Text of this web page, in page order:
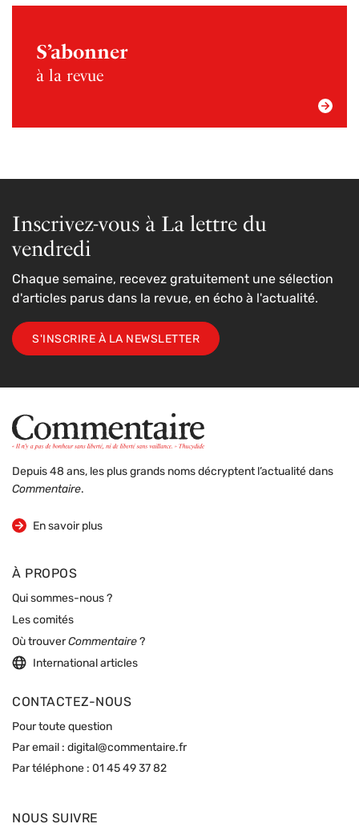
S’abonner
à la revue
Inscrivez-vous à La lettre du
vendredi
Chaque semaine, recevez gratuitement une sélection
d'articles parus dans la revue, en écho à l'actualité.
S'INSCRIRE À LA NEWSLETTER
Depuis 48 ans, les plus grands noms décryptent l’actualité dans
Commentaire.
En savoir plus
sur la revue
À PROPOS
Qui sommes-nous ?
Les comités
Où trouverCommentaire ?
International articles
CONTACTEZ-NOUS
Pour toute question
Par email : digital@commentaire.fr
Par téléphone : 01 45 49 37 82
NOUS SUIVRE